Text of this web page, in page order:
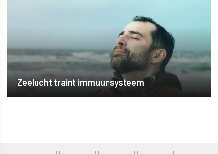
Zeelucht traint immuunsysteem